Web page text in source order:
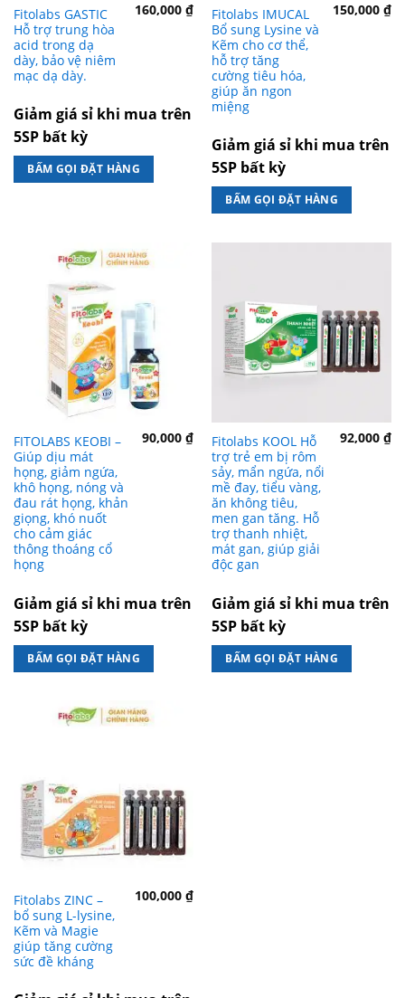
Fitolabs GASTIC
Hỗ trợ trung hòa
acid trong dạ
dày, bảo vệ niêm
mạc dạ dày.
160,000₫
Giảm giá sỉ khi mua trên
5SP bất kỳ
BẤM GỌI ĐẶT HÀNG
Fitolabs IMUCAL
Bổ sung Lysine và
Kẽm cho cơ thể,
hỗ trợ tăng
cường tiêu hóa,
giúp ăn ngon
miệng
150,000₫
Giảm giá sỉ khi mua trên
5SP bất kỳ
BẤM GỌI ĐẶT HÀNG
FITOLABS KEOBI –
Giúp dịu mát
họng, giảm ngứa,
khô họng, nóng và
đau rát họng, khản
giọng, khó nuốt
cho cảm giác
thông thoáng cổ
họng
90,000₫
Giảm giá sỉ khi mua trên
5SP bất kỳ
BẤM GỌI ĐẶT HÀNG
Fitolabs KOOL Hỗ
trợ trẻ em bị rôm
sảy, mẩn ngứa, nổi
mề đay, tiểu vàng,
ăn không tiêu,
men gan tăng. Hỗ
trợ thanh nhiệt,
mát gan, giúp giải
độc gan
92,000₫
Giảm giá sỉ khi mua trên
5SP bất kỳ
BẤM GỌI ĐẶT HÀNG
Fitolabs ZINC –
bổ sung L-lysine,
Kẽm và Magie
giúp tăng cường
sức đề kháng
100,000₫